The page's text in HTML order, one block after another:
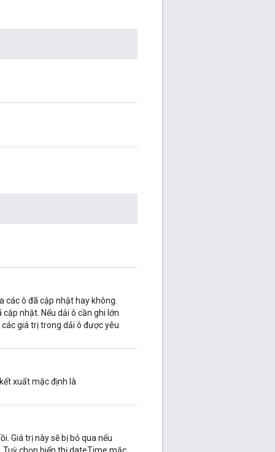
các ô đã cập nhật hay không.
nhật. Nếu dải ô cần ghi lớn
giá trị trong dải ô được yêu
xuất mặc định là
Giá trị này sẽ bị bỏ qua nếu